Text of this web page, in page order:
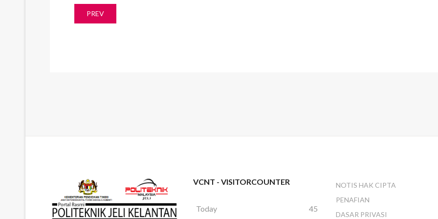
PREV
VCNT - VISITORCOUNTER
Today
45
NOTIS HAK CIPTA
PENAFIAN
DASAR PRIVASI